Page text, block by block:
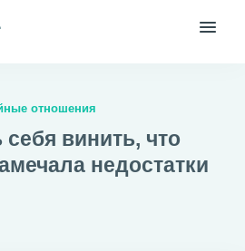
отношения
себя винить, что
недостатки